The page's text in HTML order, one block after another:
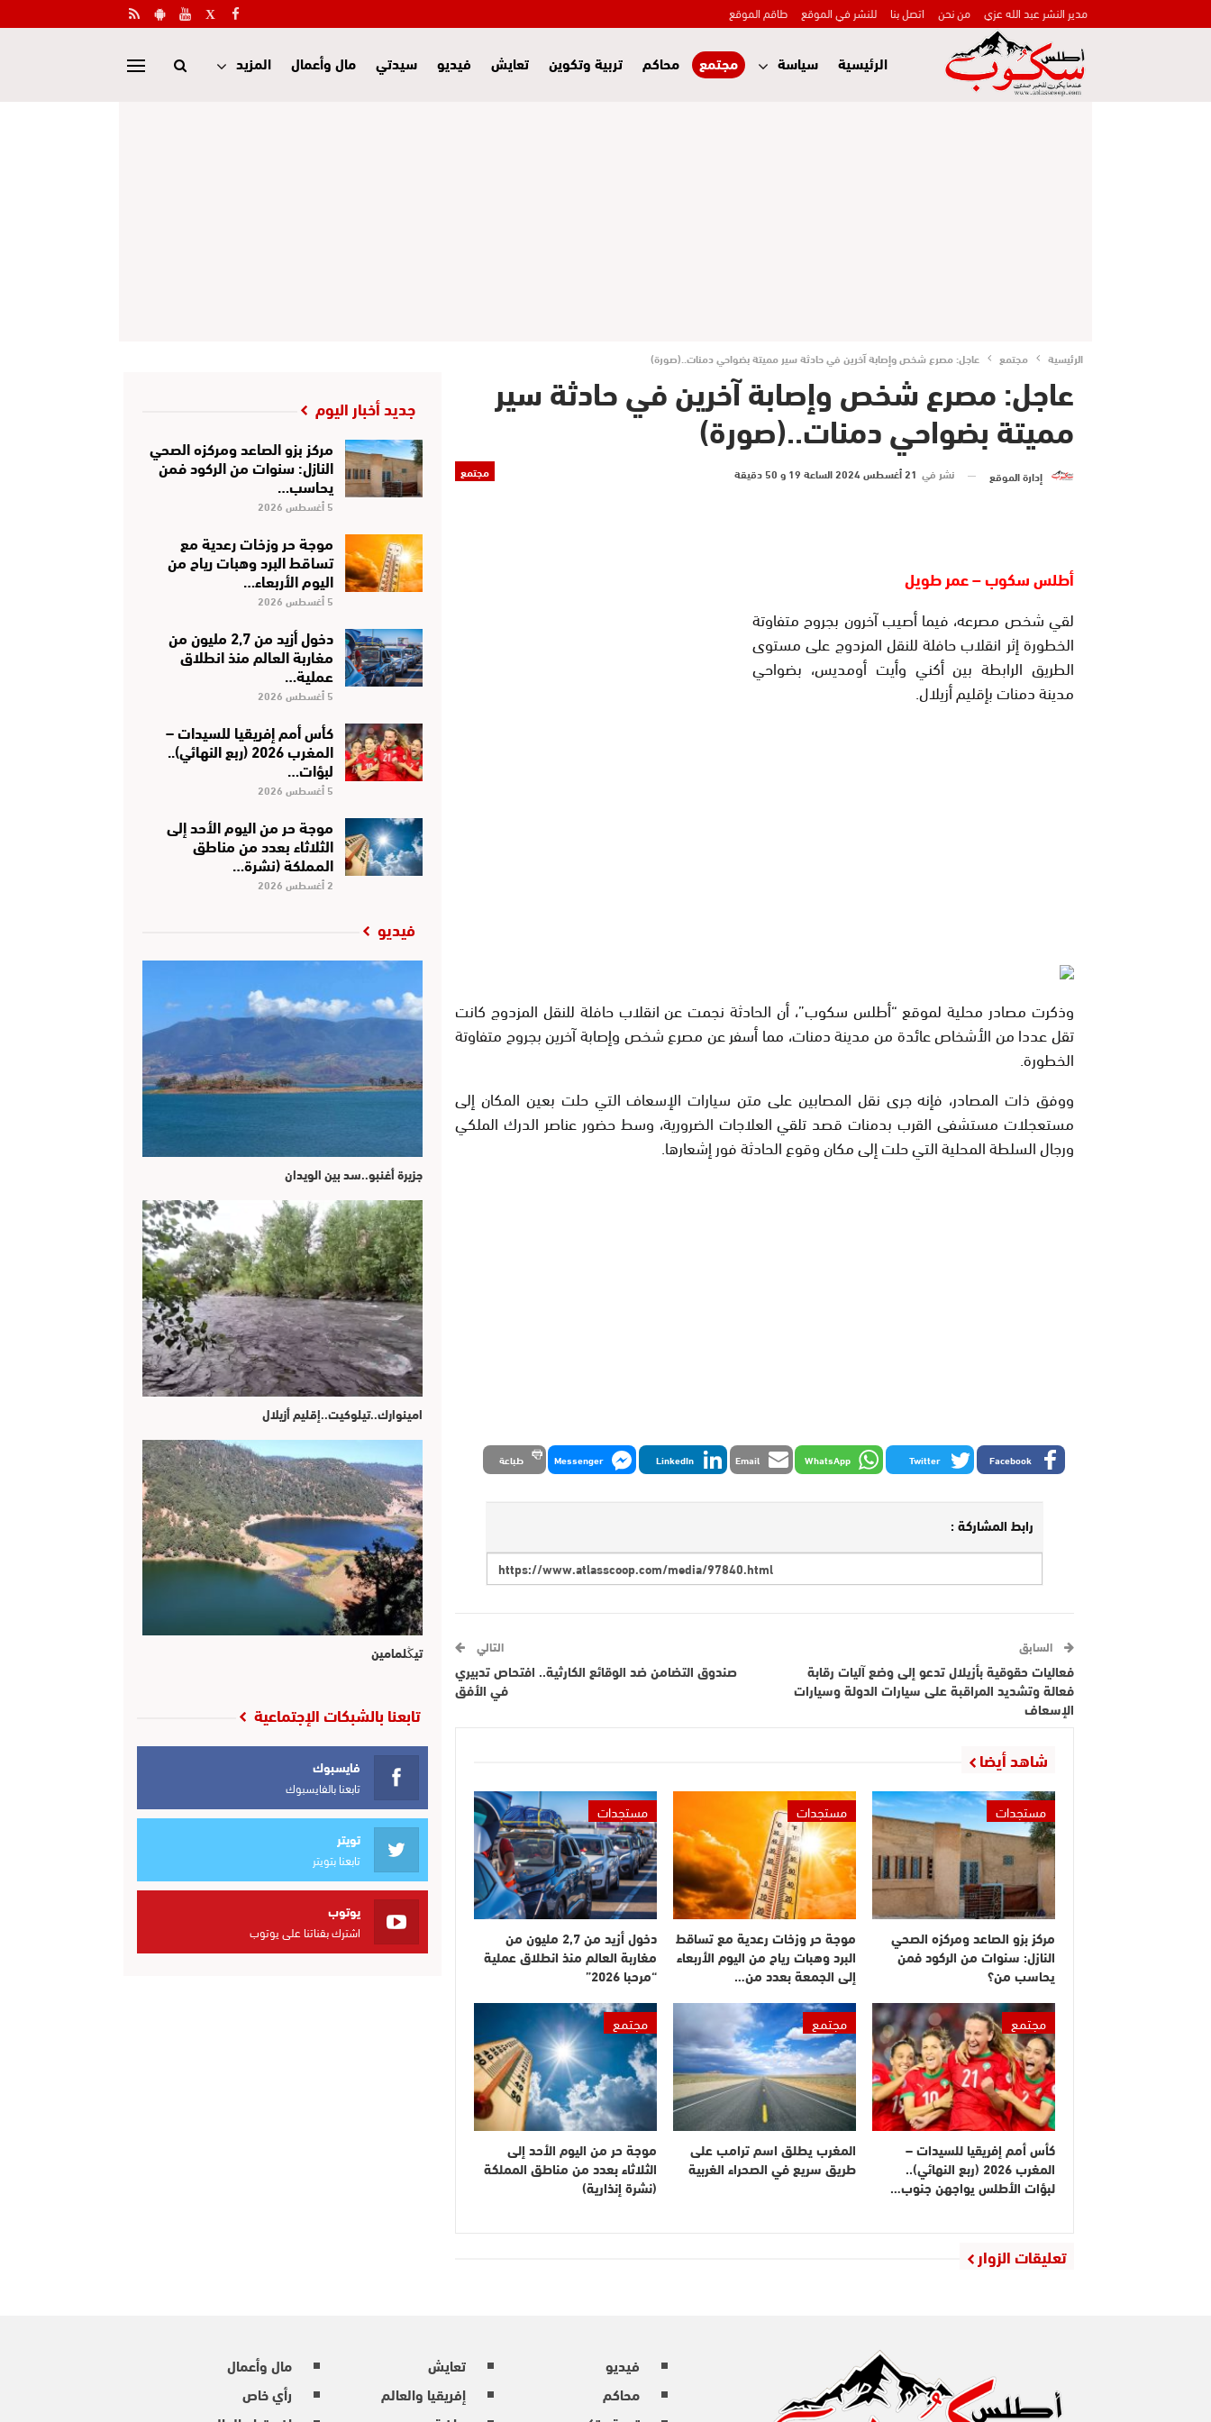
مدير النشر عبد الله عزي من نحن اتصل بنا للنشر في الموقع طاقم الموقع
الرئيسية سياسة مجتمع محاكم تربية وتكوين تعايش فيديو سيدتي مال وأعمال المزيد
الرئيسية مجتمع عاجل: مصرع شخص وإصابة آخرين في حادثة سير مميتة بضواحي دمنات..(صورة)
عاجل: مصرع شخص وإصابة آخرين في حادثة سير
مميتة بضواحي دمنات..(صورة)
مجتمع إدارة الموقع نشر في 21 أغسطس 2024 الساعة 19 و 50 دقيقة
أطلس سكوب – عمر طويل
لقي شخص مصرعه، فيما أصيب آخرون بجروح متفاوتة
الخطورة إثر انقلاب حافلة للنقل المزدوج على مستوى
الطريق الرابطة بين أكني وأيت أومديس، بضواحي
مدينة دمنات بإقليم أزيلال.
وذكرت مصادر محلية لموقع “أطلس سكوب”، أن الحادثة نجمت عن انقلاب حافلة للنقل المزدوج كانت
تقل عددا من الأشخاص عائدة من مدينة دمنات، مما أسفر عن مصرع شخص وإصابة آخرين بجروح متفاوتة
الخطورة.
ووفق ذات المصادر، فإنه جرى نقل المصابين على متن سيارات الإسعاف التي حلت بعين المكان إلى
مستعجلات مستشفى القرب بدمنات قصد تلقي العلاجات الضرورية، وسط حضور عناصر الدرك الملكي
ورجال السلطة المحلية التي حلت إلى مكان وقوع الحادثة فور إشعارها.
Facebook
Twitter
WhatsApp
Email
LinkedIn
Messenger طباعة
رابط المشاركة :
السابق
فعاليات حقوقية بأزيلال تدعو إلى وضع آليات رقابة
فعالة وتشديد المراقبة على سيارات الدولة وسيارات
الإسعاف
التالي
صندوق التضامن ضد الوقائع الكارثية.. افتحاص تدبيري
في الأفق
شاهد أيضا
مستجدات
مركز بزو الصاعد ومركزه الصحي
النازل: سنوات من الركود فمن
يحاسب من؟
مستجدات
موجة حر وزخات رعدية مع تساقط
البرد وهبات رياح من اليوم الأربعاء
إلى الجمعة بعدد من…
مستجدات
دخول أزيد من 2,7 مليون من
مغاربة العالم منذ انطلاق عملية
“مرحبا 2026”
مجتمع
كأس أمم إفريقيا للسيدات –
المغرب 2026 (ربع النهائي)..
لبؤات الأطلس يواجهن جنوب…
مجتمع
المغرب يطلق اسم ترامب على
طريق سريع في الصحراء الغربية
مجتمع
موجة حر من اليوم الأحد إلى
الثلاثاء بعدد من مناطق المملكة
(نشرة إنذارية)
تعليقات الزوار
جديد أخبار اليوم
مركز بزو الصاعد ومركزه الصحي
النازل: سنوات من الركود فمن
يحاسب…
5 أغسطس 2026
موجة حر وزخات رعدية مع
تساقط البرد وهبات رياح من
اليوم الأربعاء…
5 أغسطس 2026
دخول أزيد من 2,7 مليون من
مغاربة العالم منذ انطلاق
عملية…
5 أغسطس 2026
كأس أمم إفريقيا للسيدات –
المغرب 2026 (ربع النهائي)..
لبؤات…
5 أغسطس 2026
موجة حر من اليوم الأحد إلى
الثلاثاء بعدد من مناطق
المملكة (نشرة…
2 أغسطس 2026
فيديو
جزيرة أغنبو..سد بين الويدان
امينوارك..تيلوكيت..إقليم أزيلال
تيڭلمامين
تابعنا بالشبكات الإجتماعية
فايسبوك
تابعنا بالفايسبوك
تويتر
تابعنا بتويتر
يوتوب
اشترك بقناتنا على يوتوب
فيديو
محاكم
تعايش
إفريقيا والعالم
مال وأعمال
رأي خاص